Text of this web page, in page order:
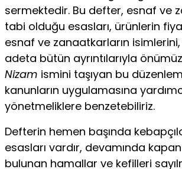
sermektedir. Bu defter, esnaf ve
tabi olduğu esasları, ürünlerin
esnaf ve zanaatkarların isimlerini,
adeta bütün ayrıntıla­rıyla
Nizam ismini taşıyan bu
kanunların uygulamasına
yönetmelik­lere benzetebiliriz.
Defterin hemen başında
esasları var­dır, devamında
bulunan hamallar ve kefil­leri